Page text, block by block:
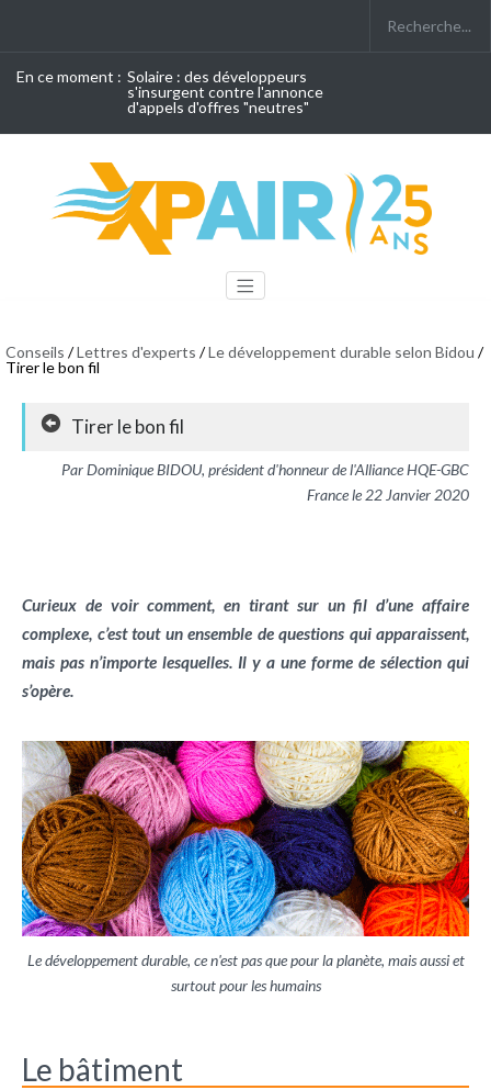
En ce moment : Solaire : des développeurs
s'insurgent contre l'annonce
d'appels d'offres "neutres"
Conseils /Lettres d'experts /Le développement durable selon Bidou /
Tirer le bon fil
Tirer le bon fil
Par Dominique BIDOU, président d'honneur de l'Alliance HQE-GBC
France le 22 Janvier 2020
Curieux de voir comment, en tirant sur un fil d’une affaire
complexe, c’est tout un ensemble de questions qui apparaissent,
mais pas n’importe lesquelles. Il y a une forme de sélection qui
s’opère.
Le développement durable, ce n'est pas que pour la planète, mais aussi et
surtout pour les humains
Le bâtiment